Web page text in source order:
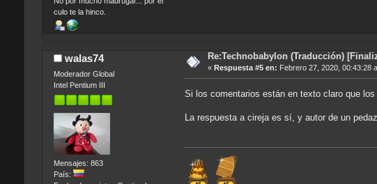
culo te la hinco.
walas74
Moderador Global
Intel Pentium III
Mensajes: 863
País:
Re:Technobabylon (Traducción)
« Respuesta #5 en: Febrero 27, 2020, 00:43:28
Si los comentarios están en texto claro que los
La respuesta a cireja es sí, y autor de un